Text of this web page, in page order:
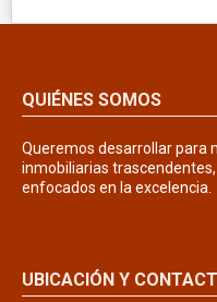
QUIÉNES SOMOS
Queremos desarrollar para
inmobiliarias
enfocados en la excelencia.
UBICACIÓN Y